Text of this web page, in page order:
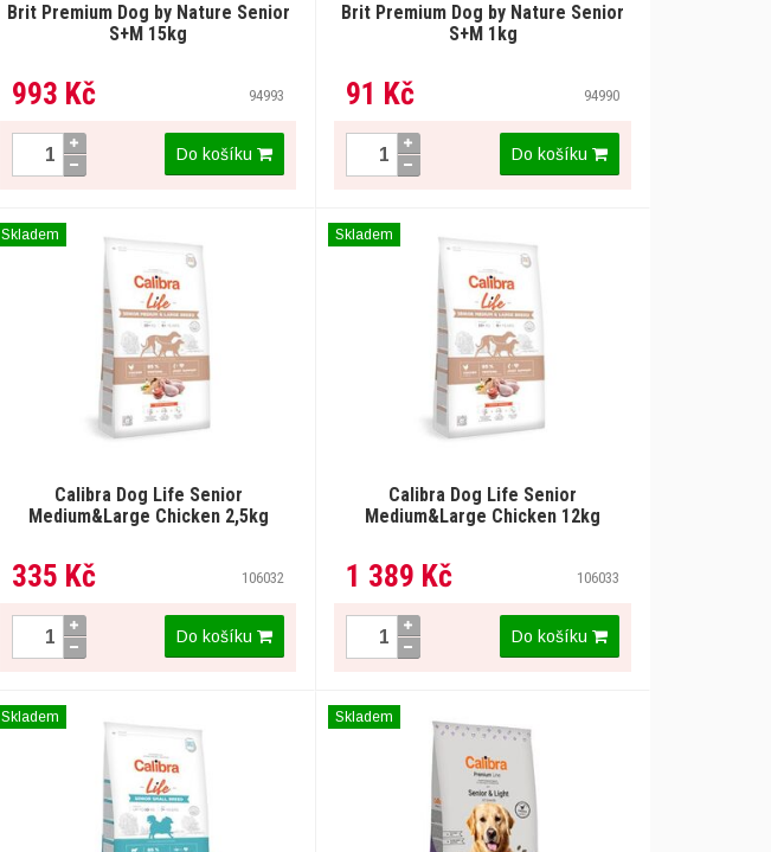
Brit Premium Dog by Nature Senior
S+M 15kg
993 Kč 94993
Do košíku
Brit Premium Dog by Nature Senior
S+M 1kg
91 Kč 94990
Do košíku
Calibra Dog Life Senior
Medium&Large Chicken 2,5kg
335 Kč 106032
Skladem
Do košíku
Calibra Dog Life Senior
Medium&Large Chicken 12kg
1 389 Kč 106033
Skladem
Do košíku
Skladem Skladem